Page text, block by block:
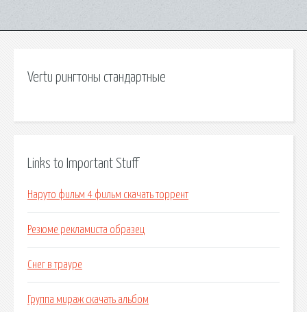
Vertu рингтоны стандартные
Links to Important Stuff
Наруто фильм 4 фильм скачать торрент
Резюме рекламиста образец
Снег в трауре
Группа мираж скачать альбом